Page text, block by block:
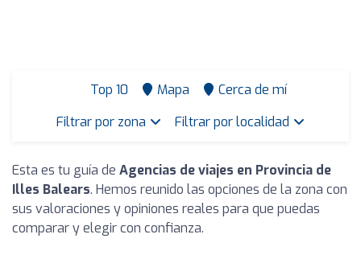
Top 10 Mapa
Cerca de mí
Filtrar por zona
Filtrar por localidad
Esta es tu guía de Agencias de viajes en Provincia de
Illes Balears. Hemos reunido las opciones de la zona con
sus valoraciones y opiniones reales para que puedas
comparar y elegir con confianza.